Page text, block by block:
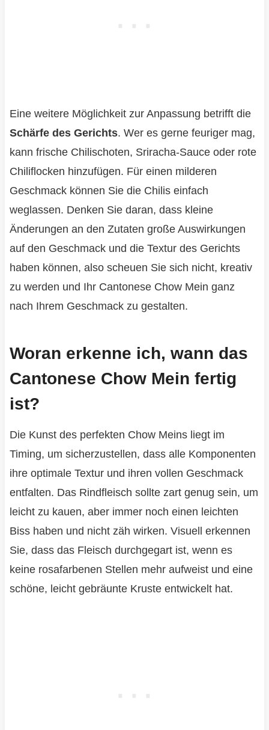
Eine weitere Möglichkeit zur Anpassung betrifft die
Schärfe des Gerichts. Wer es gerne feuriger mag,
kann frische Chilischoten, Sriracha-Sauce oder rote
Chiliflocken hinzufügen. Für einen milderen
Geschmack können Sie die Chilis einfach
weglassen. Denken Sie daran, dass kleine
Änderungen an den Zutaten große Auswirkungen
auf den Geschmack und die Textur des Gerichts
haben können, also scheuen Sie sich nicht, kreativ
zu werden und Ihr Cantonese Chow Mein ganz
nach Ihrem Geschmack zu gestalten.
Woran erkenne ich, wann das
Cantonese Chow Mein fertig
ist?
Die Kunst des perfekten Chow Meins liegt im
Timing, um sicherzustellen, dass alle Komponenten
ihre optimale Textur und ihren vollen Geschmack
entfalten. Das Rindfleisch sollte zart genug sein, um
leicht zu kauen, aber immer noch einen leichten
Biss haben und nicht zäh wirken. Visuell erkennen
Sie, dass das Fleisch durchgegart ist, wenn es
keine rosafarbenen Stellen mehr aufweist und eine
schöne, leicht gebräunte Kruste entwickelt hat.